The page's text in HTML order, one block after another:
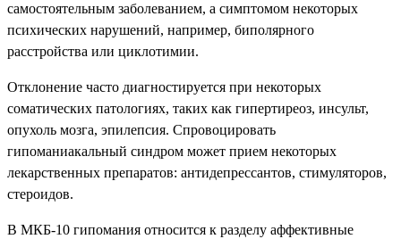
самостоятельным заболеванием, а симптомом некоторых
психических нарушений, например, биполярного
расстройства или циклотимии.
Отклонение часто диагностируется при некоторых
соматических патологиях, таких как гипертиреоз, инсульт,
опухоль мозга, эпилепсия. Спровоцировать
гипоманиакальный синдром может прием некоторых
лекарственных препаратов: антидепрессантов, стимуляторов,
стероидов.
В МКБ-10 гипомания относится к разделу аффективные